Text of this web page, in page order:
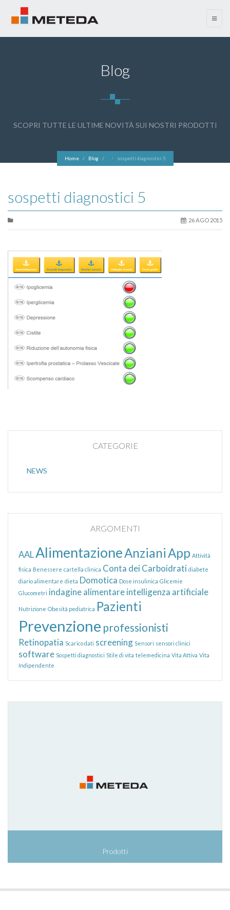
menu
Blog
SCOPRI TUTTE LE ULTIME NOVITÀ SUI NOSTRI PRODOTTI
Home Blog sospetti diagnostici 5
sospetti diagnostici 5
26 AGO 2015
CATEGORIE
NEWS
ARGOMENTI
AALAlimentazioneAnzianiApp Attività
fisica Benessere cartella clinica Conta dei Carboidrati diabete
diario alimentare dieta Domotica Dose insulinica Glicemie
Glucometri indagine alimentareintelligenza artificiale
Nutrizione Obesità pediatrica Pazienti
Prevenzione professionisti
Retinopatia Scarico dati screening Sensori sensori clinici
software Sospetti diagnostici Stile di vita telemedicina Vita Attiva Vita
Indipendente
Prodotti